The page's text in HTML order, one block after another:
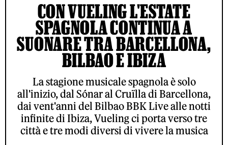
CON VUELING L'ESTATE
SPAGNOLA CONTINUA A
SUONARE TRA BARCELLONA,
BILBAO E IBIZA
La stagione musicale spagnola è solo
all'inizio, dal Sónar al Cruïlla di Barcellona,
dai vent'anni del Bilbao BBK Live alle notti
infinite di Ibiza, Vueling ci porta verso tre
città e tre modi diversi di vivere la musica